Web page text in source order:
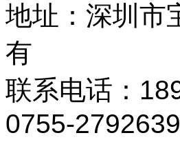
地址：深圳
有
联系电话：
0755-